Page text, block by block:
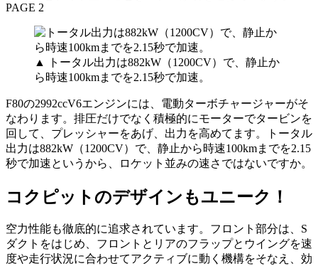
PAGE 2
▲ トータル出力は882kW（1200CV）で、静止か
ら時速100kmまでを2.15秒で加速。
F80の2992ccV6エンジンには、電動ターボチャージャーがそ
なわります。排圧だけでなく積極的にモーターでタービンを
回して、プレッシャーをあげ、出力を高めてます。トータル
出力は882kW（1200CV）で、静止から時速100kmまでを2.15
秒で加速というから、ロケット並みの速さではないですか。
コクピットのデザインもユニーク！
空力性能も徹底的に追求されています。フロント部分は、S
ダクトをはじめ、フロントとリアのフラップとウイングを速
度や走行状況に合わせてアクティブに動く機構をそなえ、効